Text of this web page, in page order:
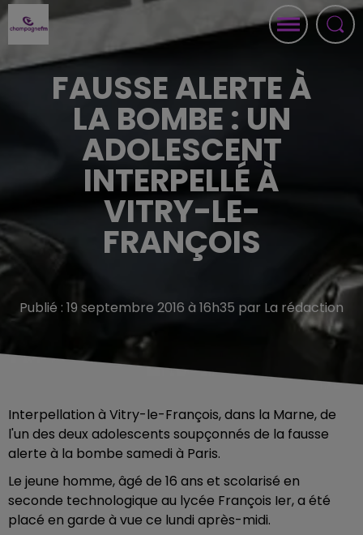
FAUSSE ALERTE À
LA BOMBE : UN
ADOLESCENT
INTERPELLÉ À
VITRY-LE-
FRANÇOIS
Publié : 19 septembre 2016 à 16h35 par La rédaction
Interpellation à Vitry-le-François, dans la Marne, de
l'un des deux adolescents soupçonnés de la fausse
alerte à la bombe samedi à Paris.
Le jeune homme, âgé de 16 ans et scolarisé en
seconde technologique au lycée François Ier, a été
placé en garde à vue ce lundi après-midi.